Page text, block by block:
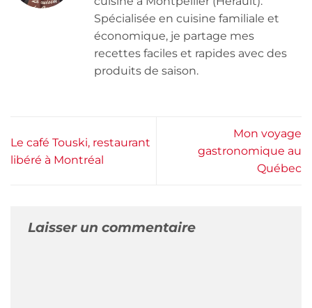
Spécialisée en cuisine familiale et
économique, je partage mes
recettes faciles et rapides avec des
produits de saison.
Le café Touski, restaurant
libéré à Montréal
Mon voyage
gastronomique au
Québec
Laisser un commentaire